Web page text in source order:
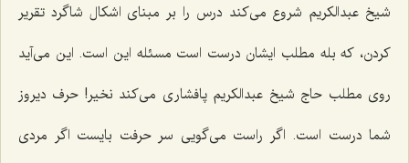
شیخ عبدالکریم شروع می‌کند درس را بر مبنای اشکال شاگرد تقریر
کردن، که بله مطلب ایشان درست است مسئله این است. این می‌آید
روی مطلب حاج شیخ عبدالکریم پافشاری می‌کند نخیر! حرف دیروز
شما درست است. اگر راست می‌گویی سر حرفت بایست اگر مردی